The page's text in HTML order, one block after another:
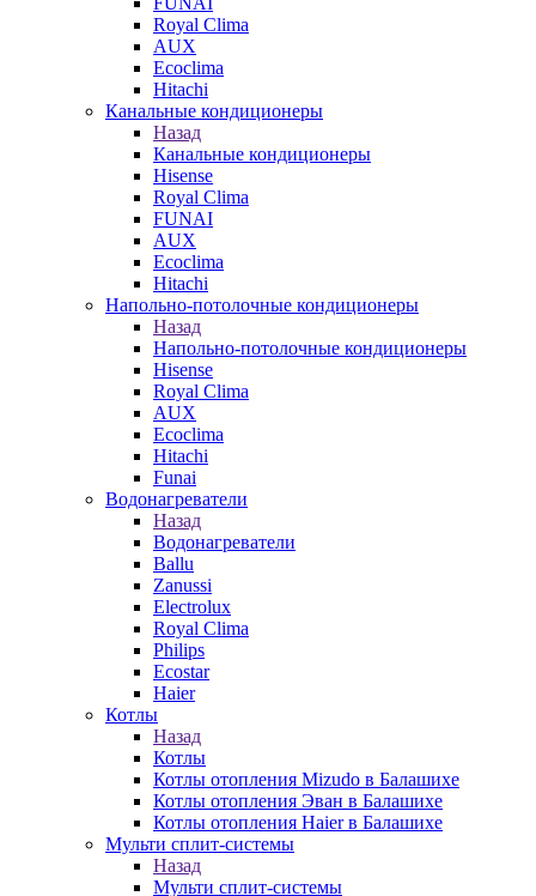
Royal Clima
AUX
Ecoclima
Hitachi
Канальные кондиционеры
Назад
Канальные кондиционеры
Hisense
Royal Clima
FUNAI
AUX
Ecoclima
Hitachi
Напольно-потолочные кондиционеры
Назад
Напольно-потолочные кондиционеры
Hisense
Royal Clima
AUX
Ecoclima
Hitachi
Funai
Водонагреватели
Назад
Водонагреватели
Ballu
Zanussi
Electrolux
Royal Clima
Philips
Ecostar
Haier
Котлы
Назад
Котлы
Котлы отопления Mizudo в Балашихе
Котлы отопления Эван в Балашихе
Котлы отопления Haier в Балашихе
Мульти сплит-системы
Назад
Мульти сплит-системы